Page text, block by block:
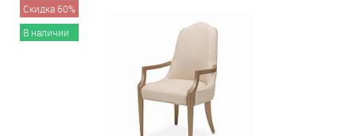
Скидка 60%
В наличии